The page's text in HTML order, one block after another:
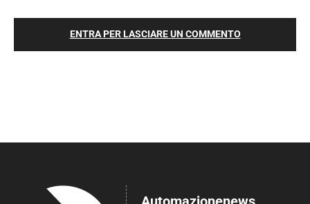
ENTRA PER LASCIARE UN COMMENTO